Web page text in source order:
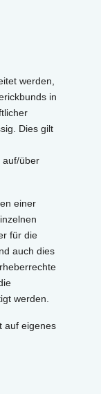
werden,
in
Dies gilt
auf/über
einer
für die
auch dies
werden.
auf eigenes